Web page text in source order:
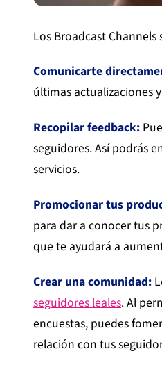
Los Broadcast
Comunicarte
últimas actualizaciones
Recopilar feedback:
seguidores. Así podrás
servicios.
Promocionar tus
para dar a conocer tus
que te ayudará a
Crear una comunidad:
seguidores leales. Al
encuestas, puedes
relación con tus